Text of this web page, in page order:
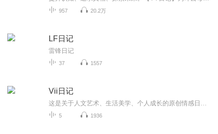
957 20.2万
LF日记
雷锋日记
37 1557
Vii日记
5 1936